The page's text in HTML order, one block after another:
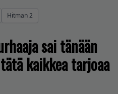
Hitman 2
sai tänään
kaikkea tarjoaa